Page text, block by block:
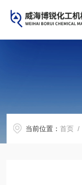
当前位置：首页 /